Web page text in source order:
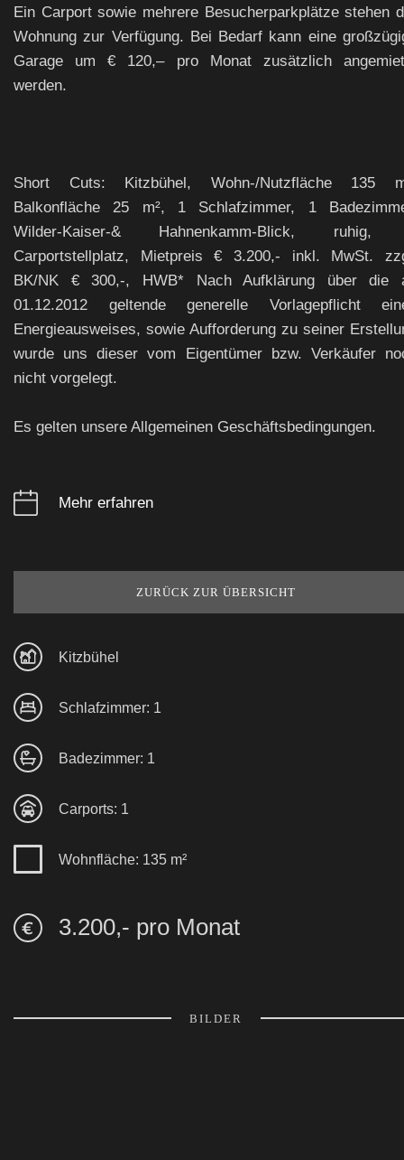
Ein Carport sowie mehrere Besucherparkplätze stehen
Wohnung zur Verfügung. Bei Bedarf kann eine
Garage um € 120,– pro Monat zusätzlich
werden.
Short Cuts: Kitzbühel, Wohn-/Nutzfläche 135
Balkonfläche 25 m², 1 Schlafzimmer, 1
Wilder-Kaiser-& Hahnenkamm-Blick, ruhig,
Carportstellplatz, Mietpreis € 3.200,- inkl. MwSt.
BK/NK € 300,-, HWB* Nach Aufklärung über die
01.12.2012 geltende generelle Vorlagepflicht
Energieausweises, sowie Aufforderung zu seiner
wurde uns dieser vom Eigentümer bzw. Verkäufer
nicht vorgelegt.
Es gelten unsere Allgemeinen Geschäftsbedingungen.
Mehr erfahren
ZURÜCK ZUR ÜBERSICHT
Kitzbühel
Schlafzimmer: 1
Badezimmer: 1
Carports: 1
Wohnfläche: 135 m²
3.200,- pro Monat
BILDER